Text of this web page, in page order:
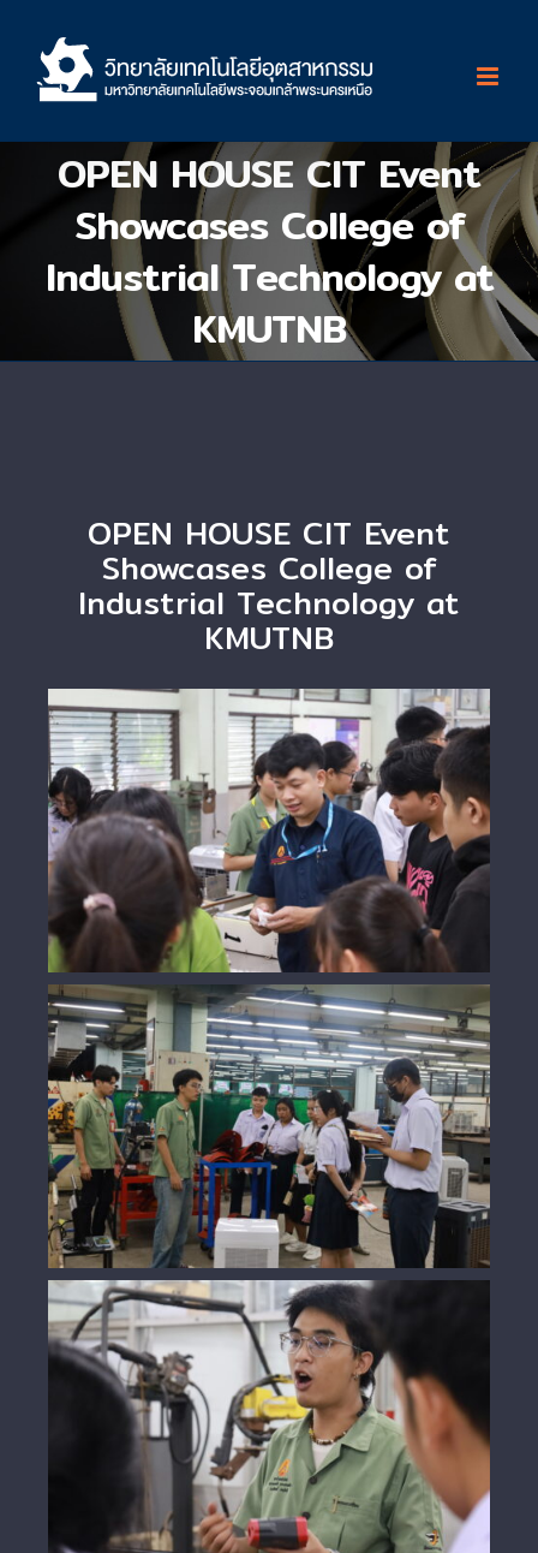
content
OPEN HOUSE CIT Event
Showcases College of
Industrial Technology at
KMUTNB
OPEN HOUSE CIT Event
Showcases College of
Industrial Technology at
KMUTNB